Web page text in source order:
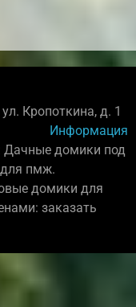
Кропоткина, д. 1
Информация
Дачные домики под
пмж.
домики для
заказать